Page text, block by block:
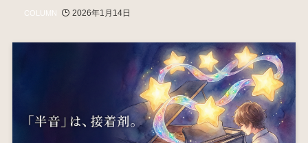
COLUMN 2026年1月14日